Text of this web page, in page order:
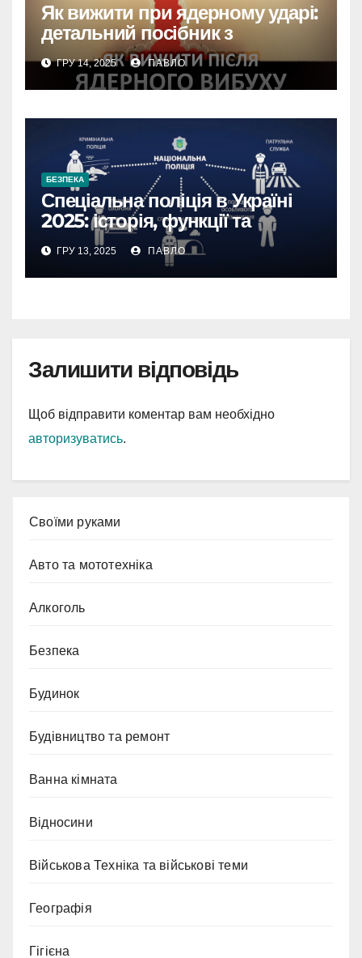
Як вижити при ядерному ударі:
детальний посібник з
підготовки та захисту
ГРУ 14, 2025 ПАВЛО
БЕЗПЕКА
Спеціальна поліція в Україні
2025: історія, функції та
реальні приклади
ГРУ 13, 2025 ПАВЛО
Залишити відповідь
Щоб відправити коментар вам необхідно
авторизуватись.
Cвоїми руками
Авто та мототехніка
Алкоголь
Безпека
Будинок
Будівництво та ремонт
Ванна кімната
Відносини
Військова Техніка та військові теми
Географія
Гігієна